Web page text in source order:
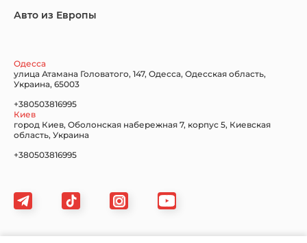
Subaru Tesla Toyota
Volkswagen Volvo
Авто из Европы
Одесса
улица Атамана Головатого, 147, Одесса, Одесская область,
Украина, 65003
+380503816995
Киев
город Киев, Оболонская набережная 7, корпус 5, Киевская
область, Украина
+380503816995